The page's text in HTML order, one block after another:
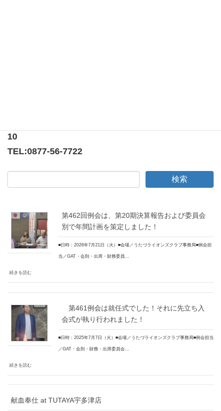
10
TEL:0877-56-7722
第462回例会は、第20期決算報告および委員会
別で年間計画を策定しました！
■日時：2026年7月21日（火）■会場／うたづライオンズクラブ事務局■例会担
当／GAT・会則・出席・財務委員…
続きを読む
第461例会は就任式でした！それに先立ち入
会式が執り行われました！
■日時：2025年7月7日（火）■会場／うたづライオンズクラブ事務局■例会担当
／GAT・会則・財務・出席委員会…
続きを読む
献血奉仕 at TUTAYA宇多津店